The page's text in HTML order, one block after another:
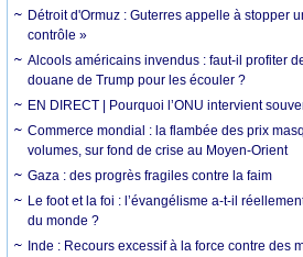
Détroit d'Ormuz : Guterres appelle à stopper
contrôle »
Alcools américains invendus : faut-il profiter
douane de Trump pour les écouler ?
EN DIRECT | Pourquoi l’ONU intervient
Commerce mondial : la flambée des prix
volumes, sur fond de crise au Moyen-Orient
Gaza : des progrès fragiles contre la faim
Le foot et la foi : l’évangélisme a-t-il
du monde ?
Inde : Recours excessif à la force contre des